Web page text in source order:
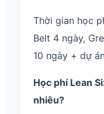
Thời gian học
Belt 4 ngày,
10 ngày + dự
Học phí Lean
nhiêu?